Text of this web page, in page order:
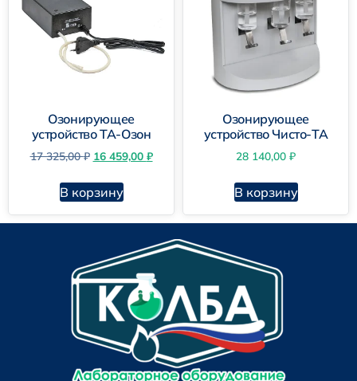
Озонирующее
устройство ТА-Озон
17 325,00₽ 16 459,00 ₽
В корзину
Озонирующее
устройство Чисто-ТА
28 140,00 ₽
В корзину